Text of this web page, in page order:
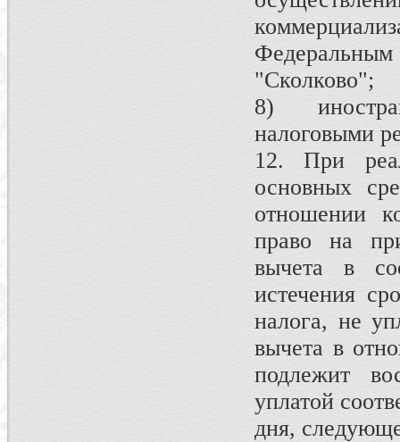
"Сколково";
8)
налоговыми
12. При
основных
отношении
право на
вычета в
истечения
налога, не
вычета в
подлежит
уплатой
дня,